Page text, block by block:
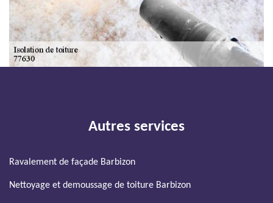
Autres services
Ravalement de façade Barbizon
Nettoyage et demoussage de toiture Barbizon